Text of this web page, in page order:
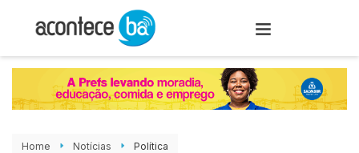
Home Notícias Política